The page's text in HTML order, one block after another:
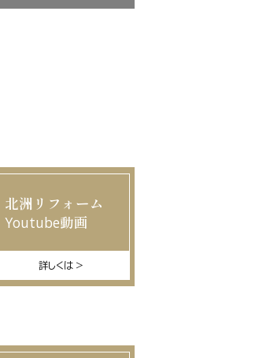
北洲リフォーム
Youtube動画
詳しくは